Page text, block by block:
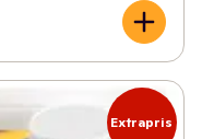
Extrapris